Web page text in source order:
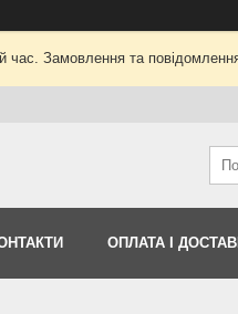
час. Замовлення та
ОПЛАТА І